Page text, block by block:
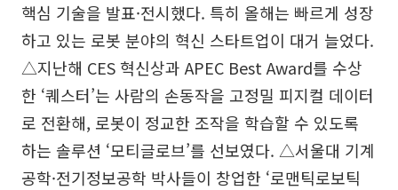
핵심 기술을 발표·전시했다. 특히 올해는 빠르게 성장
하고 있는 로봇 분야의 혁신 스타트업이 대거 늘었다.
△지난해 CES 혁신상과 APEC Best Award를 수상
한 ‘퀘스터’는 사람의 손동작을 고정밀 피지컬 데이터
로 전환해, 로봇이 정교한 조작을 학습할 수 있도록
하는 솔루션 ‘모티글로브’를 선보였다. △서울대 기계
공학·전기정보공학 박사들이 창업한 ‘로맨틱로보틱